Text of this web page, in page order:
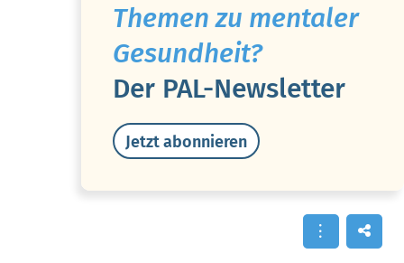
Themen zu mentaler
Gesundheit?
Der PAL-Newsletter
Jetzt abonnieren